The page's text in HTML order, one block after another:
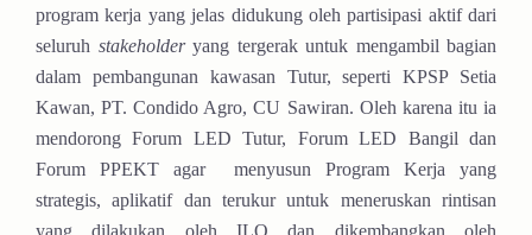
program kerja yang jelas didukung oleh partisipasi aktif dari
seluruh stakeholderyang tergerak untuk mengambil bagian
dalam pembangunan kawasan Tutur, seperti KPSP Setia
Kawan, PT. Condido Agro, CU Sawiran. Oleh karena itu ia
mendorong Forum LED Tutur, Forum LED Bangil dan
Forum PPEKT agar
menyusun Program Kerja yang
strategis, aplikatif dan terukur untuk meneruskan rintisan
yang dilakukan oleh ILO dan dikembangkan oleh